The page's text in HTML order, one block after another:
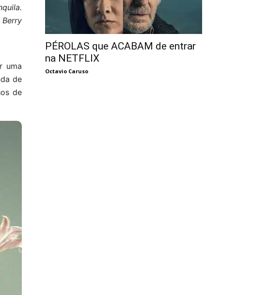
uma
de
de
PÉROLAS que ACABAM de entrar
na NETFLIX
Octavio Caruso